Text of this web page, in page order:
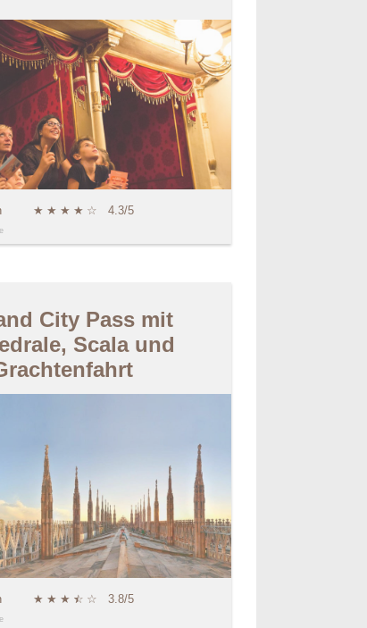
★ ★ ★ ★ ☆ 4.3/5
City Pass mit
Scala und
★ ★ ★ ★
☆ ☆ 3.8/5